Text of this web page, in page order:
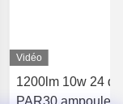
Vidéo
1200lm 10w 24
PAR30 ampoules